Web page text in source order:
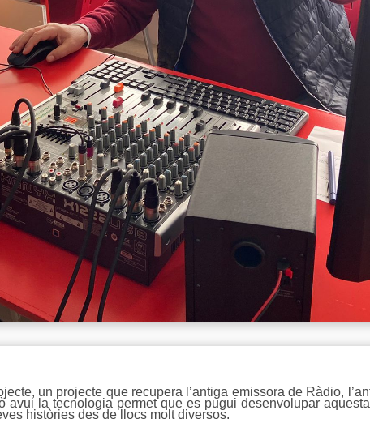
un projecte que recupera l’antiga emissora de Ràdio,
avui la tecnologia permet que es pugui desenvolupar
històries des de llocs molt diversos.